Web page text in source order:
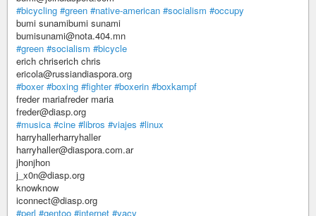
#bicycling #green #native-american #socialism #occupy
bumi sunamibumi sunami
bumisunami@nota.404.mn
#green #socialism #bicycle
erich chriserich chris
ericola@russiandiaspora.org
#boxer #boxing #fighter #boxerin #boxkampf
freder mariafreder maria
freder@diasp.org
#musica #cine #libros #viajes #linux
harryhallerharryhaller
harryhaller@diaspora.com.ar
jhonjhon
j_x0n@diasp.org
knowknow
iconnect@diasp.org
#perl #gentoo #internet #yacy